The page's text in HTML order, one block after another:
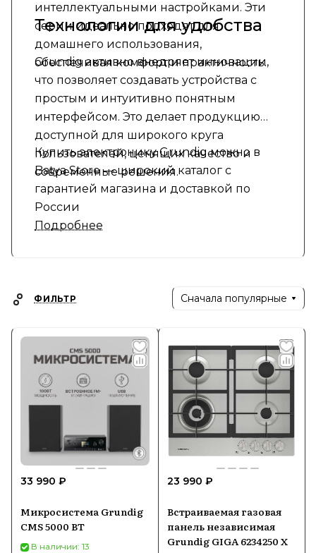
интеллектуальными настройками. Эти
серии идеально подходят для
домашнего использования,
обеспечивая комфорт и практичность.
Технологии для удобства
Grundig активно внедряет инновации,
что позволяет создавать устройства с
простым и интуитивно понятным
интерфейсом. Это делает продукцию
доступной для широкого круга
пользователей, ценящих качество и
современные решения.
Купить электронику Grundig можно в
Batya Store — широкий каталог с
гарантией магазина и доставкой по
России
Подробнее
ФИЛЬТР Сначала популярные
33 990 ₽
Микросистема Grundig
CMS 5000 BT
В наличии: 13
23 990 ₽
Встраиваемая газовая
панель независимая
Grundig GIGA 6234250 X